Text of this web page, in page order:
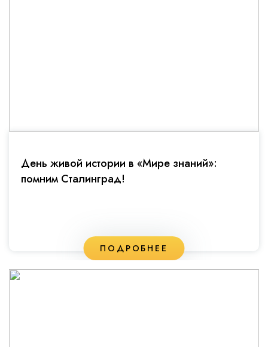
День живой истории в «Мире знаний»:
помним Сталинград!
ПОДРОБНЕЕ